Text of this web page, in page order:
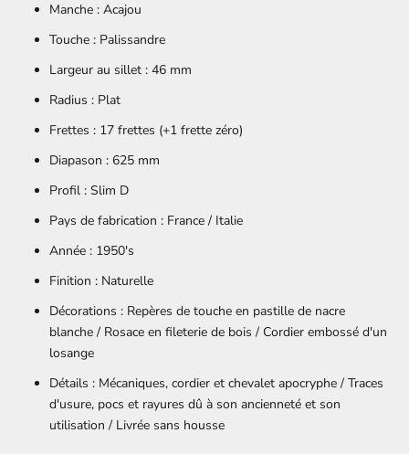
Manche : Acajou
Touche : Palissandre
Largeur au sillet : 46 mm
Radius : Plat
Frettes : 17 frettes (+1 frette zéro)
Diapason : 625 mm
Profil : Slim D
Pays de fabrication : France / Italie
Année : 1950's
Finition : Naturelle
Décorations : Repères de touche en pastille de nacre
blanche / Rosace en fileterie de bois / Cordier embossé d'un
losange
Détails : Mécaniques, cordier et chevalet apocryphe / Traces
d'usure, pocs et rayures dû à son ancienneté et son
utilisation / Livrée sans housse